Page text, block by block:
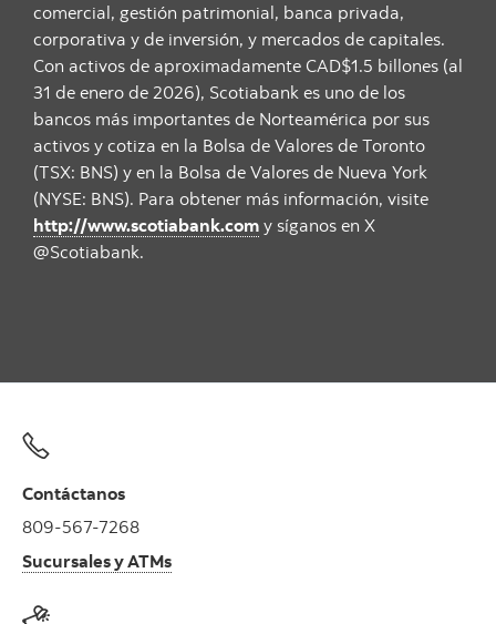
comercial, gestión patrimonial, banca privada,
corporativa y de inversión, y mercados de capitales.
Con activos de aproximadamente CAD$1.5 billones (al
31 de enero de 2026), Scotiabank es uno de los
bancos más importantes de Norteamérica por sus
activos y cotiza en la Bolsa de Valores de Toronto
(TSX: BNS) y en la Bolsa de Valores de Nueva York
(NYSE: BNS). Para obtener más información, visite
http://www.scotiabank.com y síganos en X
@Scotiabank.
Contáctanos
809-567-7268
Sucursales y ATMs